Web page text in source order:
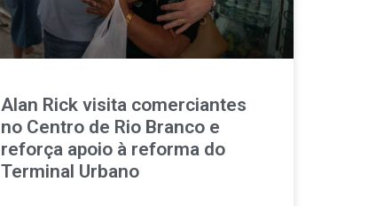
Alan Rick visita comerciantes
no Centro de Rio Branco e
reforça apoio à reforma do
Terminal Urbano